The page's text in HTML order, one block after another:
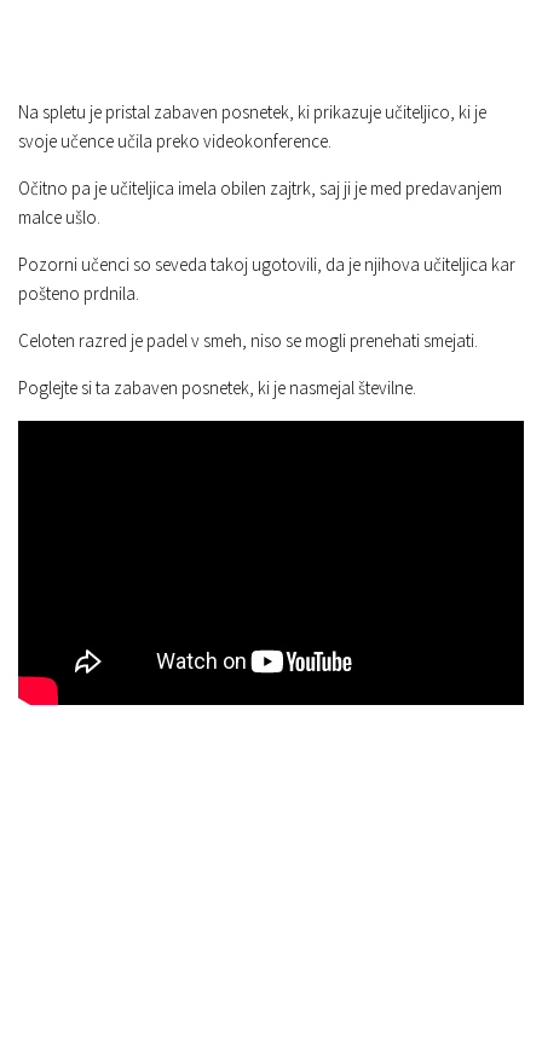
Na spletu je pristal zabaven posnetek, ki prikazuje učiteljico, ki je
svoje učence učila preko videokonference.
Očitno pa je učiteljica imela obilen zajtrk, saj ji je med predavanjem
malce ušlo.
Pozorni učenci so seveda takoj ugotovili, da je njihova učiteljica kar
pošteno prdnila.
Celoten razred je padel v smeh, niso se mogli prenehati smejati.
Poglejte si ta zabaven posnetek, ki je nasmejal številne.